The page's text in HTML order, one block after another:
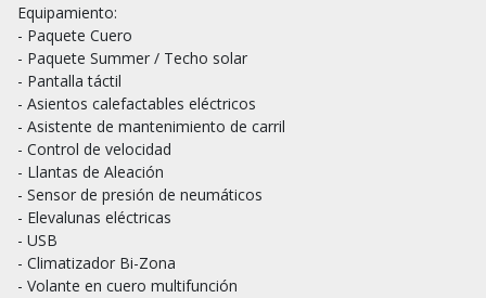
Equipamiento:
- Paquete Cuero
- Paquete Summer / Techo solar
- Pantalla táctil
- Asientos calefactables eléctricos
- Asistente de mantenimiento de carril
- Control de velocidad
- Llantas de Aleación
- Sensor de presión de neumáticos
- Elevalunas eléctricas
- USB
- Climatizador Bi-Zona
- Volante en cuero multifunción